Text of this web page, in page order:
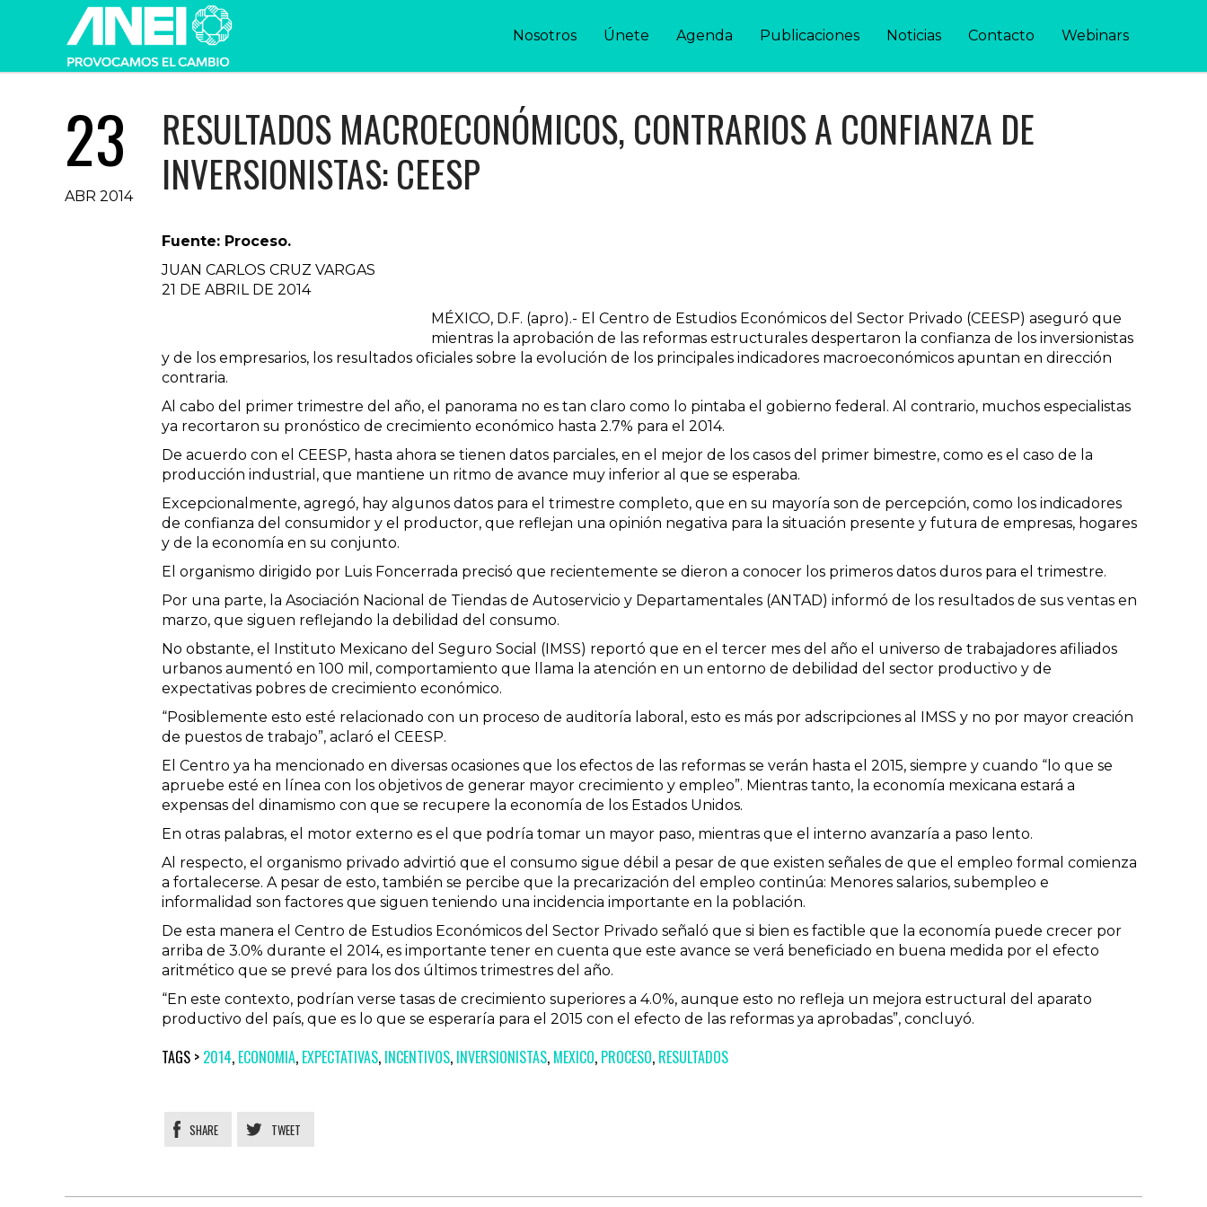
Nosotros Únete Agenda Publicaciones Noticias Contacto Webinars
23
ABR 2014
RESULTADOS MACROECONÓMICOS, CONTRARIOS A CONFIANZA DE
INVERSIONISTAS: CEESP
Fuente: Proceso.
JUAN CARLOS CRUZ VARGAS
21 DE ABRIL DE 2014
MÉXICO, D.F. (apro).- El Centro de Estudios Económicos del Sector Privado (CEESP) aseguró que
mientras la aprobación de las reformas estructurales despertaron la confianza de los inversionistas
y de los empresarios, los resultados oficiales sobre la evolución de los principales indicadores macroeconómicos apuntan en dirección
contraria.
Al cabo del primer trimestre del año, el panorama no es tan claro como lo pintaba el gobierno federal. Al contrario, muchos especialistas
ya recortaron su pronóstico de crecimiento económico hasta 2.7% para el 2014.
De acuerdo con el CEESP, hasta ahora se tienen datos parciales, en el mejor de los casos del primer bimestre, como es el caso de la
producción industrial, que mantiene un ritmo de avance muy inferior al que se esperaba.
Excepcionalmente, agregó, hay algunos datos para el trimestre completo, que en su mayoría son de percepción, como los indicadores
de confianza del consumidor y el productor, que reflejan una opinión negativa para la situación presente y futura de empresas, hogares
y de la economía en su conjunto.
El organismo dirigido por Luis Foncerrada precisó que recientemente se dieron a conocer los primeros datos duros para el trimestre.
Por una parte, la Asociación Nacional de Tiendas de Autoservicio y Departamentales (ANTAD) informó de los resultados de sus ventas en
marzo, que siguen reflejando la debilidad del consumo.
No obstante, el Instituto Mexicano del Seguro Social (IMSS) reportó que en el tercer mes del año el universo de trabajadores afiliados
urbanos aumentó en 100 mil, comportamiento que llama la atención en un entorno de debilidad del sector productivo y de
expectativas pobres de crecimiento económico.
“Posiblemente esto esté relacionado con un proceso de auditoría laboral, esto es más por adscripciones al IMSS y no por mayor creación
de puestos de trabajo”, aclaró el CEESP.
El Centro ya ha mencionado en diversas ocasiones que los efectos de las reformas se verán hasta el 2015, siempre y cuando “lo que se
apruebe esté en línea con los objetivos de generar mayor crecimiento y empleo”. Mientras tanto, la economía mexicana estará a
expensas del dinamismo con que se recupere la economía de los Estados Unidos.
En otras palabras, el motor externo es el que podría tomar un mayor paso, mientras que el interno avanzaría a paso lento.
Al respecto, el organismo privado advirtió que el consumo sigue débil a pesar de que existen señales de que el empleo formal comienza
a fortalecerse. A pesar de esto, también se percibe que la precarización del empleo continúa: Menores salarios, subempleo e
informalidad son factores que siguen teniendo una incidencia importante en la población.
De esta manera el Centro de Estudios Económicos del Sector Privado señaló que si bien es factible que la economía puede crecer por
arriba de 3.0% durante el 2014, es importante tener en cuenta que este avance se verá beneficiado en buena medida por el efecto
aritmético que se prevé para los dos últimos trimestres del año.
“En este contexto, podrían verse tasas de crecimiento superiores a 4.0%, aunque esto no refleja un mejora estructural del aparato
productivo del país, que es lo que se esperaría para el 2015 con el efecto de las reformas ya aprobadas”, concluyó.
TAGS > 2014, ECONOMIA, EXPECTATIVAS, INCENTIVOS, INVERSIONISTAS, MEXICO, PROCESO, RESULTADOS
SHARE TWEET